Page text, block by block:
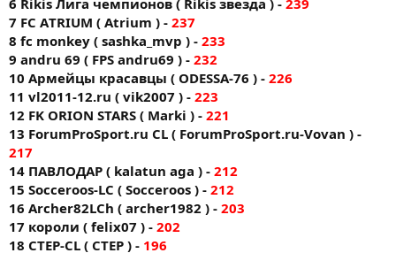
7 FC AТRIUM ( Atrium ) - 237
8 fc monkey ( sashka_mvp ) - 233
9 andru 69 ( FPS andru69 ) - 232
10 Армейцы красавцы ( ODESSA-76 ) - 226
11 vl2011-12.ru ( vik2007 ) - 223
12 FK ORION STARS ( Markі ) - 221
13 ForumProSport.ru CL ( ForumProSport.ru-Vovan ) -
217
14 ПАВЛОДАР ( kalatun aga ) - 212
15 Socceroos-LC ( Socceroos ) - 212
16 Archer82LCh ( archer1982 ) - 203
17 короли ( felix07 ) - 202
18 CTEP-CL ( CTEP ) - 196